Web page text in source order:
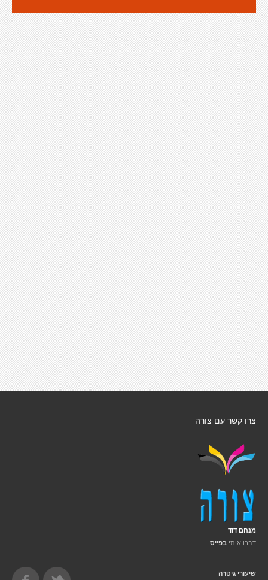
צרו קשר עם צורה
מנחם דוד
דברו איתי בפייס
שיעורי גיטרה